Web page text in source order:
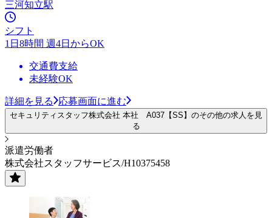
三河知立駅
シフト
1日8時間 週4日からOK
交通費支給
未経験OK
詳細を見る 応募画面に進む
セキュリティスタッフ株式会社 本社 A037【SS】のその他の求人を見
る
派遣労働者
株式会社スタッフサービス/H10375458